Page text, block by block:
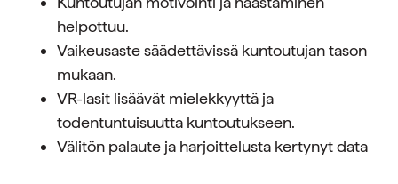
helpottuu.
Vaikeusaste säädettävissä kuntoutujan tason
mukaan.
VR-lasit lisäävät mielekkyyttä ja
todentuntuisuutta kuntoutukseen.
Välitön palaute ja harjoittelusta kertynyt data